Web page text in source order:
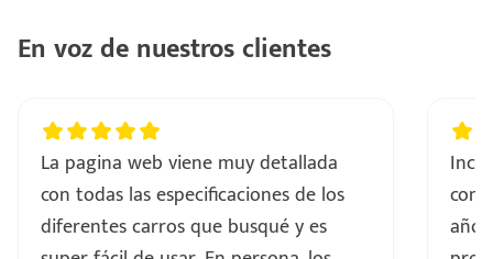
En voz de nuestros clientes
La pagina web viene muy detallada
con todas las especificaciones de los
diferentes carros que busqué y es